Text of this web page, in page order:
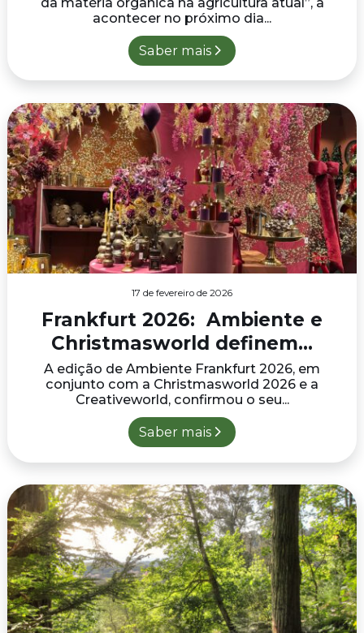
acontecer no próximo dia...
Saber mais
17 de fevereiro de 2026
Frankfurt 2026: Ambiente e
Christmasworld definem...
A edição de Ambiente Frankfurt 2026, em
conjunto com a Christmasworld 2026 e a
Creativeworld, confirmou o seu...
Saber mais